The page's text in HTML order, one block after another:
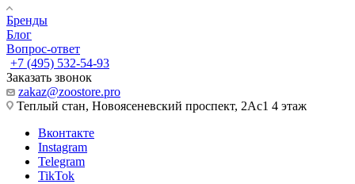
Бренды
Блог
Вопрос-ответ
+7 (495) 532-54-93
Заказать звонок
zakaz@zoostore.pro
Теплый стан, Новоясеневский проспект, 2Ас1 4 этаж
Вконтакте
Instagram
Telegram
TikTok